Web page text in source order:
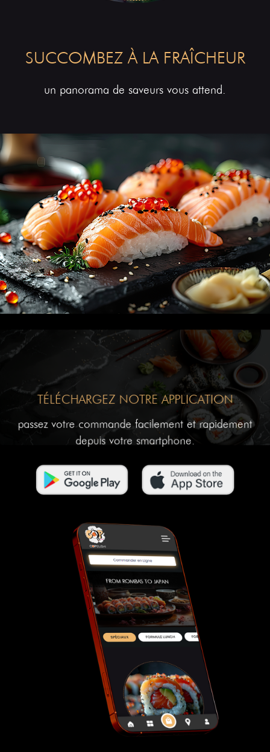
SUCCOMBEZ À LA FRAÎCHEUR
un panorama de saveurs vous attend.
TÉLÉCHARGEZ NOTRE APPLICATION
passez votre commande facilement et rapidement
depuis votre smartphone.